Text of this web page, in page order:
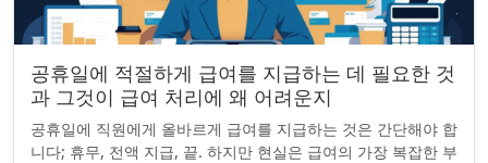
공휴일에 적절하게 급여를 지급하는 데 필요한 것
과 그것이 급여 처리에 왜 어려운지
공휴일에 직원에게 올바르게 급여를 지급하는 것은 간단해야 합
니다; 휴무, 전액 지급, 끝. 하지만 현실은 급여의 가장 복잡한 부